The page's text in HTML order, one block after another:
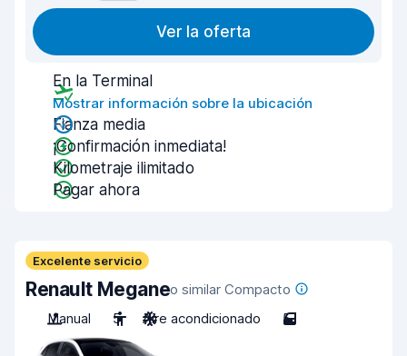
Ver la oferta
En la Terminal
Mostrar información sobre la ubicación
Fianza media
¡Confirmación inmediata!
Kilometraje ilimitado
Pagar ahora
Excelente servicio
Renault Meganeo similar Compacto
Manual
5 Aire acondicionado 5